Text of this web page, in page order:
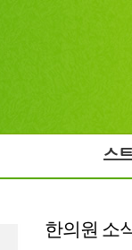
스
한의원 소